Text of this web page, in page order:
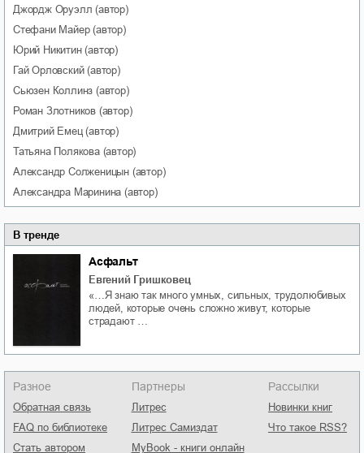
Джордж Оруэлл (автор)
Стефани Майер(автор)
Юрий Никитин(автор)
Гай Орловский(автор)
Сьюзен Коллинз (автор)
Роман Злотников (автор)
Дмитрий Емец(автор)
Татьяна Полякова(автор)
Александр Солженицын (автор)
Александра Маринина (автор)
В тренде
Асфальт
Евгений Гришковец
«…Я знаю так много умных, сильных, трудолюбивых
людей, которые очень сложно живут, которые
страдают …
Разное
Обратная связь
FAQ по библиотеке
Стать автором
Партнеры
Литрес
Литрес Самиздат
MyBook - книги онлайн
Рассылки
Новинки книг
Что такое RSS?